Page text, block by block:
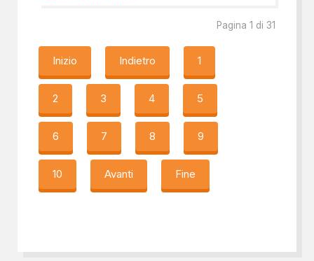
Pagina 1 di 31
Inizio Indietro 1
2 3 4 5
6 7 8 9
10 Avanti Fine